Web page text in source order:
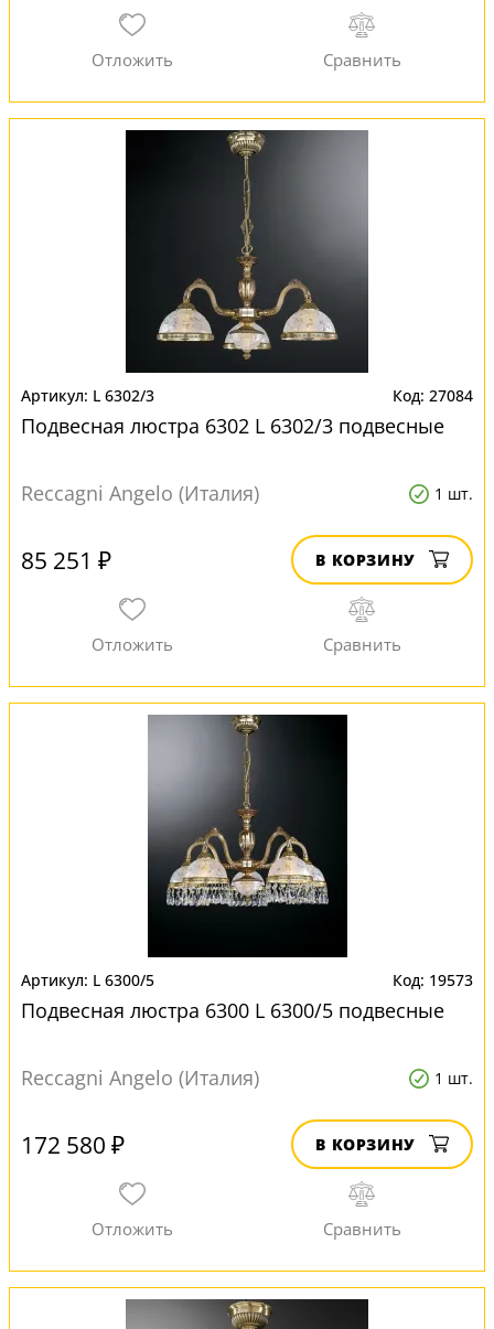
L 6302/3 27084
Подвесная люстра 6302 L 6302/3 подвесные
Reccagni Angelo (Италия) 1 шт.
85 251 ₽ В КОРЗИНУ
L 6300/5 19573
Подвесная люстра 6300 L 6300/5 подвесные
Reccagni Angelo (Италия) 1 шт.
172 580 ₽ В КОРЗИНУ